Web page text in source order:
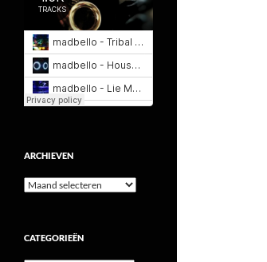
ARCHIEVEN
Archieven
CATEGORIEËN